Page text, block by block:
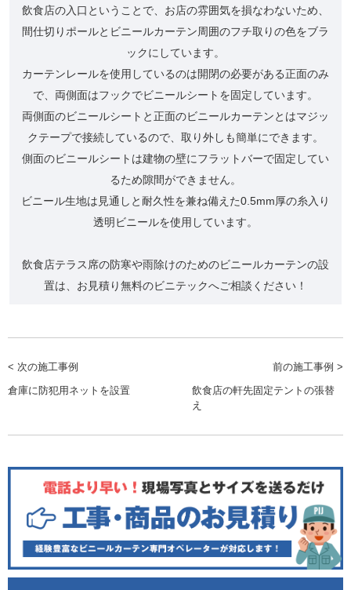
飲食店の入口ということで、お店の雰囲気を損なわないため、
間仕切りポールとビニールカーテン周囲のフチ取りの色をブラ
ックにしています。
カーテンレールを使用しているのは開閉の必要がある正面のみ
で、両側面はフックでビニールシートを固定しています。
両側面のビニールシートと正面のビニールカーテンとはマジッ
クテープで接続しているので、取り外しも簡単にできます。
側面のビニールシートは建物の壁にフラットバーで固定してい
るため隙間ができません。
ビニール生地は見通しと耐久性を兼ね備えた0.5mm厚の糸入り
透明ビニールを使用しています。
飲食店テラス席の防寒や雨除けのためのビニールカーテンの設
置は、お見積り無料のビニテックへご相談ください！
< 次の施工事例
倉庫に防犯用ネットを設置
前の施工事例 >
飲食店の軒先固定テントの張替
え